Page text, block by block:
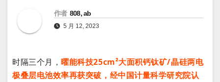
作者 808, ab
5 月 12, 2023
时隔三个月，曜能科技25cm²大面积钙钛矿/晶硅两电
极叠层电池效率再获突破，经中国计量科学研究院认